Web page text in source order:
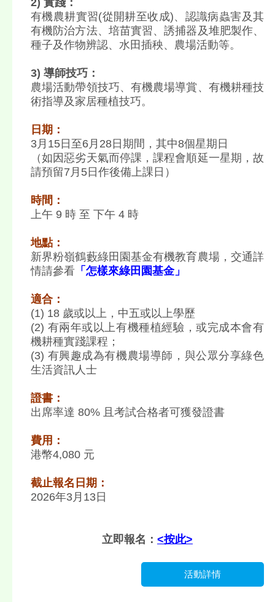
2) 實踐：
有機農耕實習(從開耕至收成)、認識病蟲害及其
有機防治方法、培苗實習、誘捕器及堆肥製作、
種子及作物辨認、水田插秧、農場活動等。
3) 導師技巧：
農場活動帶領技巧、有機農場導賞、有機耕種技
術指導及家居種植技巧。
日期：
3月15日至6月28日期間，其中8個星期日
（如因惡劣天氣而停課，課程會順延一星期，故
請預留7月5日作後備上課日）
時間：
上午 9 時 至 下午 4 時
地點：
新界粉嶺鶴藪綠田園基金有機教育農場，交通詳
情請參看 「怎樣來綠田園基金」
適合：
(1) 18 歲或以上，中五或以上學歷
(2) 有兩年或以上有機種植經驗，或完成本會有
機耕種實踐課程；
(3) 有興趣成為有機農場導師，與公眾分享綠色
生活資訊人士
證書：
出席率達 80% 且考試合格者可獲發證書
費用：
港幣4,080 元
截止報名日期：
2026年3月13日
立即報名： <按此>
活動詳情